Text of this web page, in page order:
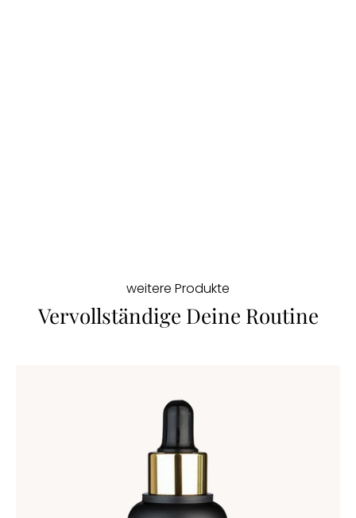
weitere Produkte
Vervollständige Deine Routine